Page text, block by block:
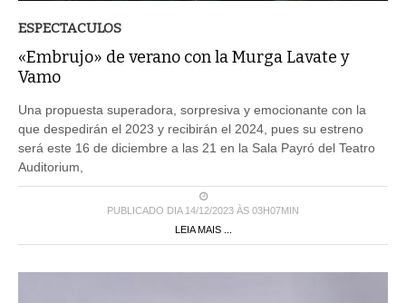
ESPECTACULOS
«Embrujo» de verano con la Murga Lavate y
Vamo
Una propuesta superadora, sorpresiva y emocionante con la
que despedirán el 2023 y recibirán el 2024, pues su estreno
será este 16 de diciembre a las 21 en la Sala Payró del Teatro
Auditorium,
PUBLICADO DIA 14/12/2023 ÀS 03H07MIN
LEIA MAIS ...